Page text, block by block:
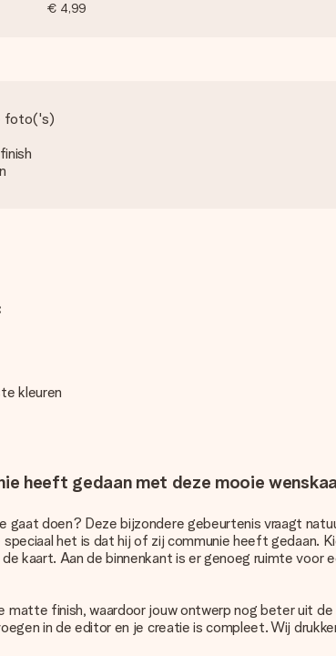
€ 4,99
foto('s)
kleuren
heeft gedaan met deze mooie
gaat doen? Deze bijzondere gebeurtenis vraagt
het is dat hij of zij communie heeft gedaan.
kaart. Aan de binnenkant is er genoeg ruimte voor
matte finish, waardoor jouw ontwerp nog beter uit
in de editor en je creatie is compleet. Wij